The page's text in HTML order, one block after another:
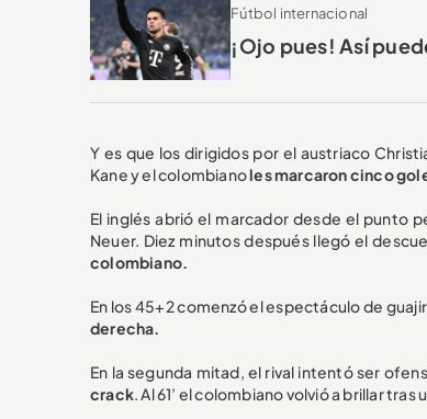
Fútbol internacional
¡Ojo pues! Así
Y es que los dirigidos por el austriaco
Kane y el colombianoles marcaron cinco
El inglés abrió el marcador desde el punto
Neuer. Diez minutos después llegó el
colombiano.
En los 45+2 comenzó el espectáculo de
derecha.
En la segunda mitad, el rival intentó ser
crack. Al 61’ el colombiano volvió a brillar